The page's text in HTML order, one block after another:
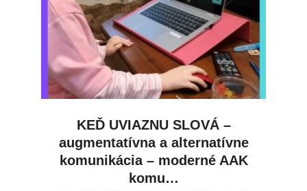
KEĎ UVIAZNU SLOVÁ –
augmentatívna a alternatívne
komunikácia – moderné AAK
komu…